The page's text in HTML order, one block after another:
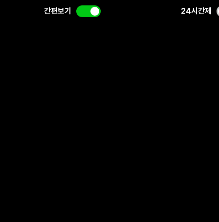
간편보기 24시간제